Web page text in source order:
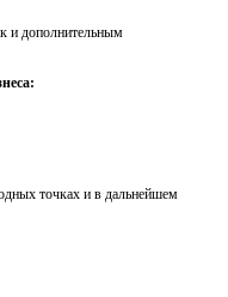
и дополнительным
точках и в дальнейшем